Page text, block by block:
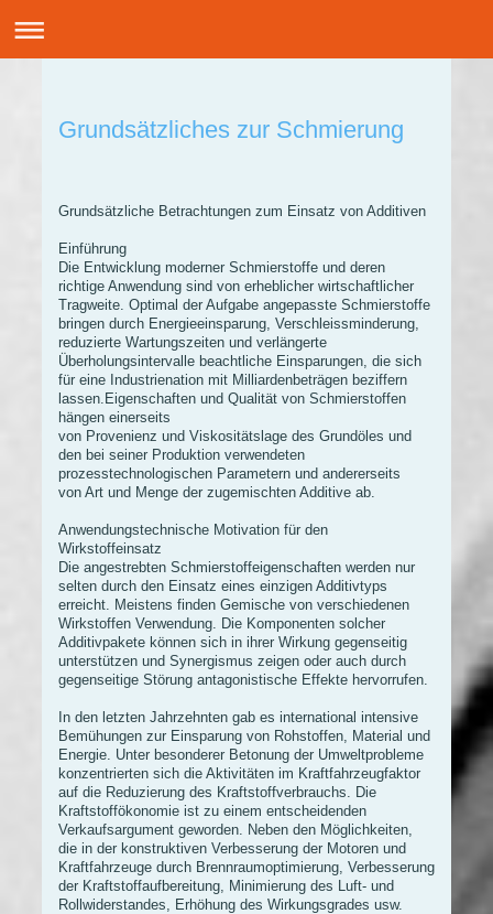
Grundsätzliches zur Schmierung
Grundsätzliche Betrachtungen zum Einsatz von Additiven
Einführung
Die Entwicklung moderner Schmierstoffe und deren
richtige Anwendung sind von erheblicher wirtschaftlicher
Tragweite. Optimal der Aufgabe angepasste Schmierstoffe
bringen durch Energieeinsparung, Verschleissminderung,
reduzierte Wartungszeiten und verlängerte
Überholungsintervalle beachtliche Einsparungen, die sich
für eine Industrienation mit Milliardenbeträgen beziffern
lassen.Eigenschaften und Qualität von Schmierstoffen
hängen einerseits
von Provenienz und Viskositätslage des Grundöles und
den bei seiner Produktion verwendeten
prozesstechnologischen Parametern und andererseits
von Art und Menge der zugemischten Additive ab.
Anwendungstechnische Motivation für den
Wirkstoffeinsatz
Die angestrebten Schmierstoffeigenschaften werden nur
selten durch den Einsatz eines einzigen Additivtyps
erreicht. Meistens finden Gemische von verschiedenen
Wirkstoffen Verwendung. Die Komponenten solcher
Additivpakete können sich in ihrer Wirkung gegenseitig
unterstützen und Synergismus zeigen oder auch durch
gegenseitige Störung antagonistische Effekte hervorrufen.
In den letzten Jahrzehnten gab es international intensive
Bemühungen zur Einsparung von Rohstoffen, Material und
Energie. Unter besonderer Betonung der Umweltprobleme
konzentrierten sich die Aktivitäten im Kraftfahrzeugfaktor
auf die Reduzierung des Kraftstoffverbrauchs. Die
Kraftstoffökonomie ist zu einem entscheidenden
Verkaufsargument geworden. Neben den Möglichkeiten,
die in der konstruktiven Verbesserung der Motoren und
Kraftfahrzeuge durch Brennraumoptimierung, Verbesserung
der Kraftstoffaufbereitung, Minimierung des Luft- und
Rollwiderstandes, Erhöhung des Wirkungsgrades usw.